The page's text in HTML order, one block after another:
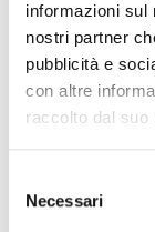
informazioni sul
nostri partner
pubblicità e
con altre
raccolto dal suo
delNecessari